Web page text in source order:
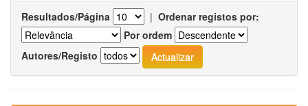
Resultados/Página | Ordenar registos por:
Por ordem
Autores/Registo